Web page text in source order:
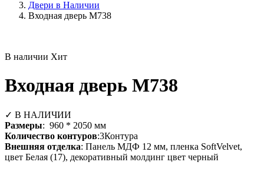
Двери в Наличии
Входная дверь М738
В наличии Хит
Входная дверь М738
✓ В НАЛИЧИИ
Размеры: 960 * 2050 мм
Количество контуров:3Контура
Внешняя отделка: Панель МДФ 12 мм, пленка SoftVelvet,
цвет Белая (17), декоративный молдинг цвет черный